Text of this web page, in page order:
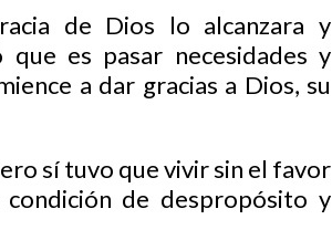
de Dios lo alcanzara y
es pasar necesidades y
a dar gracias a Dios, su
sí tuvo que vivir sin el favor
de despropósito y